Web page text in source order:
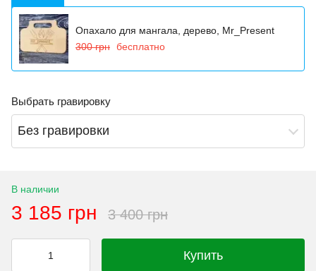
Опахало для мангала, дерево, Mr_Present
300 грн бесплатно
Выбрать гравировку
Без гравировки
В наличии
3 185 грн 3 400 грн
Купить